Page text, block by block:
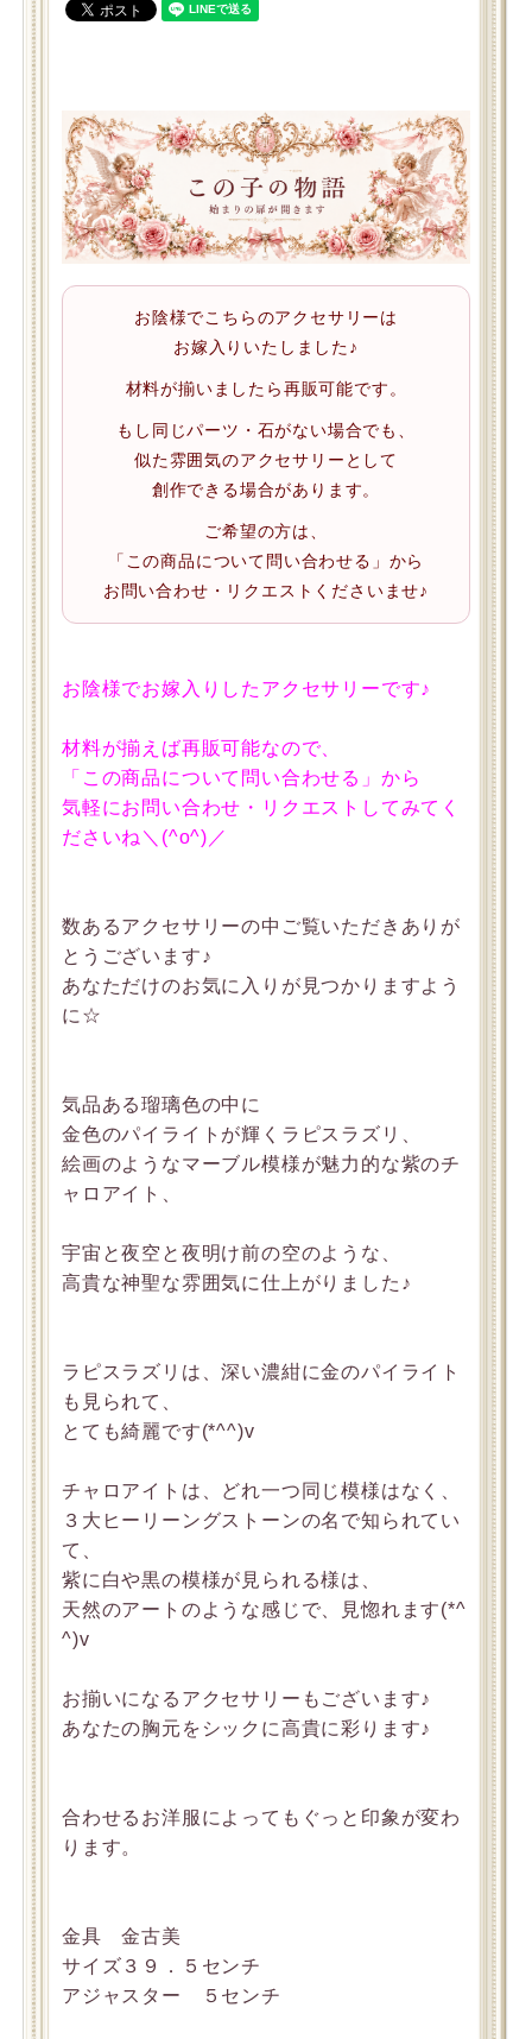
お陰様でこちらのアクセサリーは
お嫁入りいたしました♪
材料が揃いましたら再販可能です。
もし同じパーツ・石がない場合でも、
似た雰囲気のアクセサリーとして
創作できる場合があります。
ご希望の方は、
「この商品について問い合わせる」から
お問い合わせ・リクエストくださいませ♪
お陰様でお嫁入りしたアクセサリーです♪
材料が揃えば再販可能なので、
「この商品について問い合わせる」から
気軽にお問い合わせ・リクエストしてみてく
ださいね＼(^o^)／
数あるアクセサリーの中ご覧いただきありが
とうございます♪
あなただけのお気に入りが見つかりますよう
に☆
気品ある瑠璃色の中に
金色のパイライトが輝くラピスラズリ、
絵画のようなマーブル模様が魅力的な紫のチ
ャロアイト、
宇宙と夜空と夜明け前の空のような、
高貴な神聖な雰囲気に仕上がりました♪
ラピスラズリは、深い濃紺に金のパイライト
も見られて、
とても綺麗です(*^^)v
チャロアイトは、どれ一つ同じ模様はなく、
３大ヒーリーングストーンの名で知られてい
て、
紫に白や黒の模様が見られる様は、
天然のアートのような感じで、見惚れます(*^
^)v
お揃いになるアクセサリーもございます♪
あなたの胸元をシックに高貴に彩ります♪
合わせるお洋服によってもぐっと印象が変わ
ります。
金具 金古美
サイズ３９．５センチ
アジャスター ５センチ